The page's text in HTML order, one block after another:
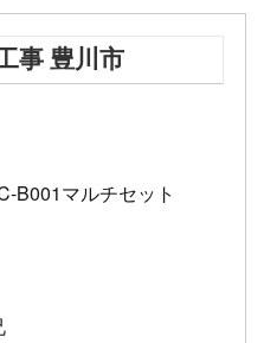
事 豊川市
B001マルチセット